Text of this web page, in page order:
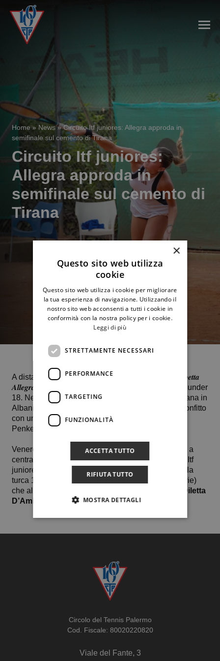
Home» News»Circuito Itf juniores: Allegra approda in
semifinale sul cemento di Tirana
Circuito Itf juniores:
Allegra approda in
semifinale sul cemento di
Tirana
A distanza di poco più di un anno, la 17enne 𝑬𝒍𝒊𝒔𝒂𝒃𝒆𝒕𝒕𝒂
𝑨𝒍𝒍𝒆𝒈𝒓𝒂 torna a disputare una semifinale a livello Itf under
18. Nella prova di categoria J60 sul cemento di Tirana in
Albania, nel match di quarti di finale, Allegra ha sconfitto
con un duplice 6-1 la pari età polacca Ewangelina
Penkevych.
Venerdì 26 settembre, la nostra portacolori proverà a
centrare la sua prima finale in assoluto nel circuito Itf
juniores nel confronto che la vedrà impegnata con la
turca 15enne Akyol Sukriye Ezgi (sesta testa di serie)
che al 1° turno ha sbarrato la strada alla riberese
Diletta
D’Amico.
Circolo del Tennis Palermo
Cod. Fiscale: 80020220820
Viale del Fante, 3
×
Questo sito web utilizza
cookie
Questo sito web utilizza i cookie per migliorare
la tua esperienza di navigazione. Utilizzando il
nostro sito web acconsenti a tutti i cookie in
conformità con la nostra policy per i cookie.
Leggi di più
STRETTAMENTE NECESSARI
PERFORMANCE
TARGETING
FUNZIONALITÀ
ACCETTA TUTTO
RIFIUTA TUTTO
MOSTRA DETTAGLI